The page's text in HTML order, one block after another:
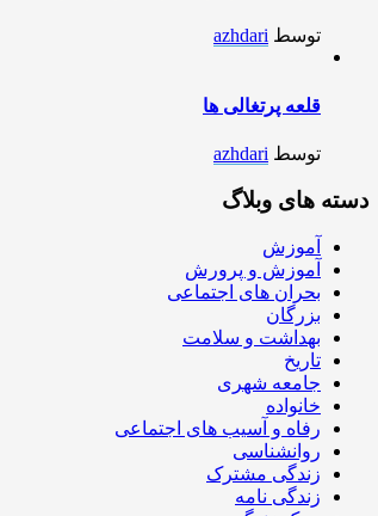
توسط azhdari
قلعه پرتغالی ها
توسط azhdari
دسته های وبلاگ
آموزش
آموزش و پرورش
بحران های اجتماعی
بزرگان
بهداشت و سلامت
تاریخ
جامعه شهری
خانواده
رفاه و آسیب های اجتماعی
روانشناسی
زندگی مشترک
زندگی نامه